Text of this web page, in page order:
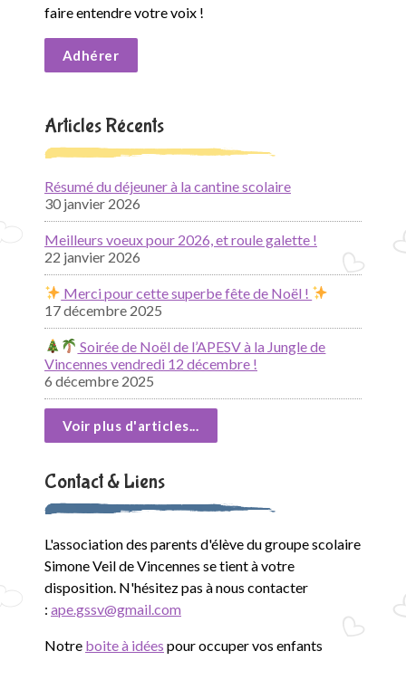
faire entendre votre voix !
Adhérer
Articles Récents
Résumé du déjeuner à la cantine scolaire
30 janvier 2026
Meilleurs voeux pour 2026, et roule galette !
22 janvier 2026
Merci pour cette superbe fête de Noël !
17 décembre 2025
Soirée de Noël de l’APESV à la Jungle de
Vincennes vendredi 12 décembre !
6 décembre 2025
Voir plus d'articles...
Contact & Liens
L'association des parents d'élève du groupe scolaire
Simone Veil de Vincennes se tient à votre
disposition. N'hésitez pas à nous contacter
: ape.gssv@gmail.com
Notre boite à idées pour occuper vos enfants